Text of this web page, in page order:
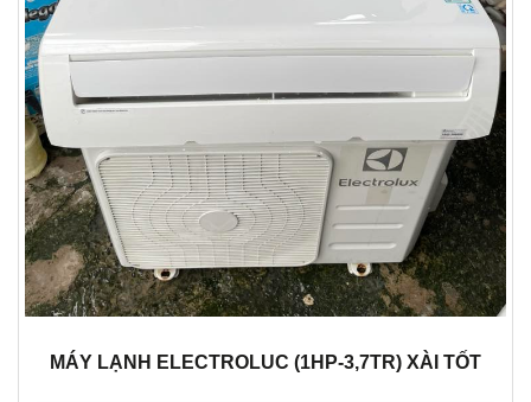
MÁY LẠNH ELECTROLUC (1HP-3,7TR) XÀI TỐT